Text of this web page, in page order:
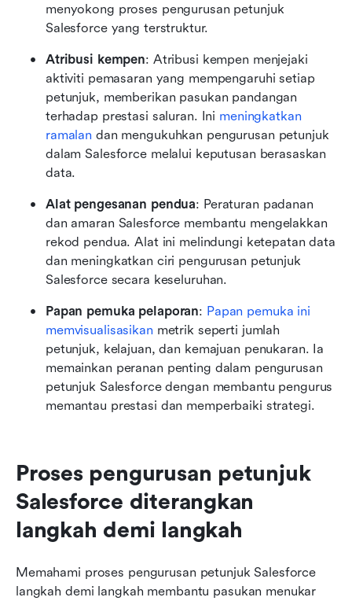
menyokong proses pengurusan petunjuk
Salesforce yang terstruktur.
Atribusi kempen: Atribusi kempen menjejaki
aktiviti pemasaran yang mempengaruhi setiap
petunjuk, memberikan pasukan pandangan
terhadap prestasi saluran. Ini meningkatkan
ramalan dan mengukuhkan pengurusan petunjuk
dalam Salesforce melalui keputusan berasaskan
data.
Alat pengesanan pendua: Peraturan padanan
dan amaran Salesforce membantu mengelakkan
rekod pendua. Alat ini melindungi ketepatan data
dan meningkatkan ciri pengurusan petunjuk
Salesforce secara keseluruhan.
Papan pemuka pelaporan: Papan pemuka ini
memvisualisasikan metrik seperti jumlah
petunjuk, kelajuan, dan kemajuan penukaran. Ia
memainkan peranan penting dalam pengurusan
petunjuk Salesforce dengan membantu pengurus
memantau prestasi dan memperbaiki strategi.
Proses pengurusan petunjuk
Salesforce diterangkan
langkah demi langkah
Memahami proses pengurusan petunjuk Salesforce
langkah demi langkah membantu pasukan menukar